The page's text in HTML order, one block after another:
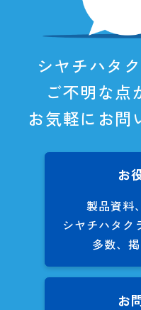
シヤチハタ
ご不明な点
お気軽にお問
お
製品資料
シヤチハタク
多数、
お